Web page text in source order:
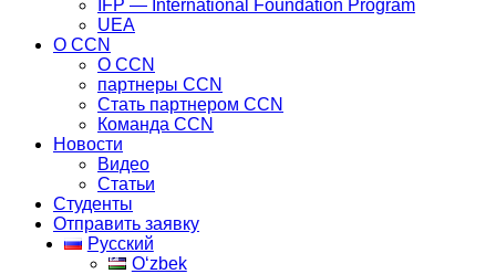
IFP — International Foundation Program
UEA
О CCN
О CCN
партнеры ССN
Стать партнером CCN
Команда ССN
Новости
Видео
Статьи
Студенты
Отправить заявку
Русский
Oʻzbek